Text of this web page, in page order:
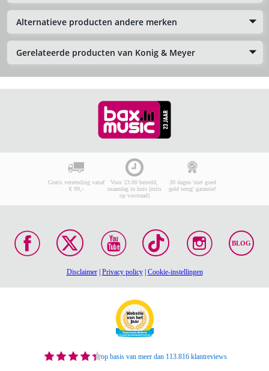
Alternatieve producten andere merken
Gerelateerde producten van Konig & Meyer
Gratis verzending vanaf
€ 99,-
Voor 23:00 besteld,
maandag in huis (mits
op voorraad)
30 dagen 'niet goed
geld terug' garantie!
BLOG
Disclaimer| Privacy policy| Cookie-instellingen
op basis van meer dan 113.816 klantreviews